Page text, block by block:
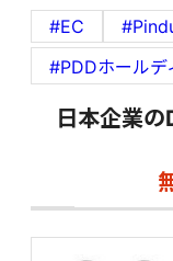
#EC
#PDDホールデ
日本企業